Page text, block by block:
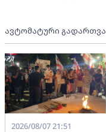
ავტომატური გადართვა
2026/08/07 21:51